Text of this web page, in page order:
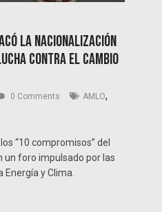
la nacionalización
contra el cambio
0 Comments AMLO,
“10 compromisos” del
un foro impulsado por las
y Clima.